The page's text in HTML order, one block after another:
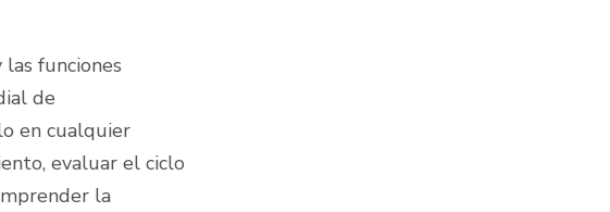
funciones
de
en cualquier
evaluar el ciclo
la